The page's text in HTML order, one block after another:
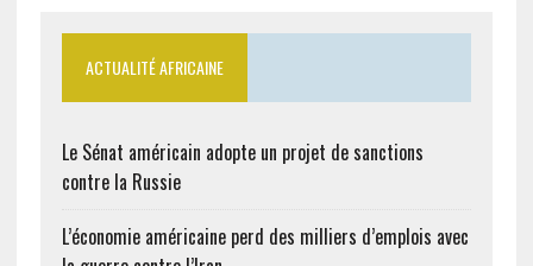
ACTUALITÉ AFRICAINE
Le Sénat américain adopte un projet de sanctions
contre la Russie
L’économie américaine perd des milliers d’emplois avec